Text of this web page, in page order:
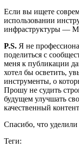
Если вы ищете
использовании
инфраструктуры —
P.S. Я не
поделиться с
меня к публикации
хотел бы осветить,
инструменты, о
Прошу не судить
будущем улучшать
качественный
Спасибо, что уделили
Теги: